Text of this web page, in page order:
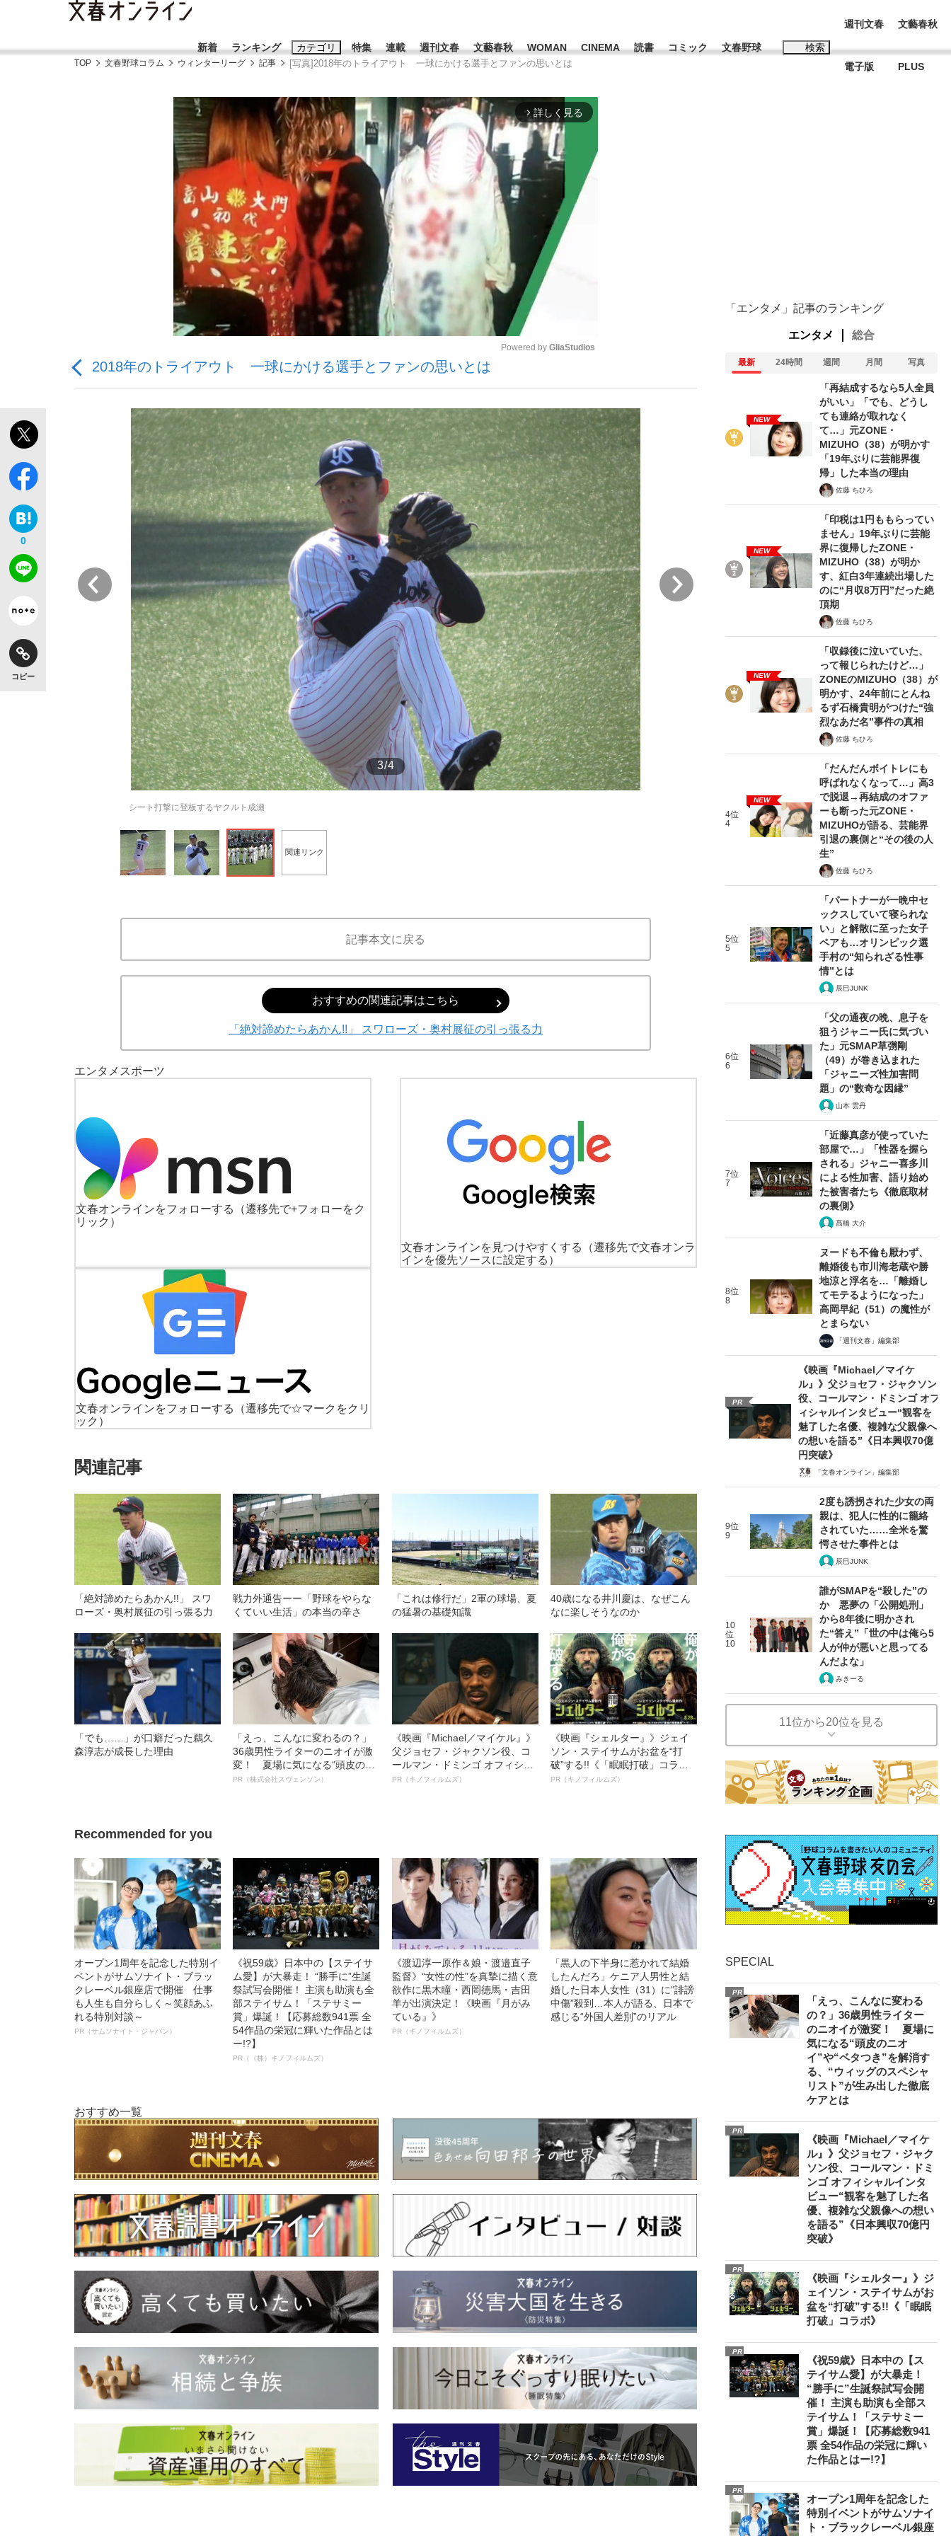
新着 ランキング カテゴリ
「90%は失敗する。でも…」本田圭佑が初めて明かした日本代表監督に... 「最悪の空気のまま解散」WBC日本代表“敗戦”の真実 選手が明かす...
「敗因分析は一切聞かれなかった」侍ジャパン選手が証言した“NPB聞... 「クマが悪者扱いされているのが悲しい」『北の国から』倉本聰氏（91...
「目標達成できなかったからと言って…」サッカー日本代表・森保一監督...
もっと見る
特集
観る将棋、読む将棋
キングの誕生を、目撃せよ。
もっと見る
連載 週刊文春 文藝春秋 WOMAN CINEMA 読書 コミック 文春野球 検索
おすすめのキーワードタグ一覧
#藤田晋 #三山凌輝 #高市早苗 #後藤真希 #森岡毅 #城彰二 #内田有紀
#玉木雄一郎
#亀和田武
週刊文春
電子版
文藝春秋
PLUS
TOP 文春野球コラム ウィンターリーグ 記事 [写真]2018年のトライアウト 一球にかける選手とファンの思いとは
arrow_forward_ios 詳しく見る
Mute
Powered by GliaStudios
2018年のトライアウト 一球にかける選手とファンの思いとは
0
コピー
3/4
シート打撃に登板するヤクルト成瀬
2018年のトライアウト 一球にかけ
文春野球コラム ウィンターリーグ
「絶対諦めたらあかん!!」 スワローズ・奥村展征の引っ
「これは修行だ」2軍の球場
関連リンク
記事本文に戻る
おすすめの関連記事はこちら
「絶対諦めたらあかん!!」 スワローズ・奥村展征の引っ張る力
エンタメ スポーツ
文春オンラインをフォローする
（遷移先で+フォローをク
リック）
文春オンラインを見つけやすくする
（遷移先で文春オンラ
インを優先ソースに設定する）
文春オンラインをフォローする
（遷移先で☆マークをクリ
ック）
関連記事
「絶対諦めたらあかん!!」 スワ
ローズ・奥村展征の引っ張る力
戦力外通告ーー「野球をやらな
くていい生活」の本当の辛さ
「これは修行だ」2軍の球場、夏
の猛暑の基礎知識
40歳になる井川慶は、なぜこん
なに楽しそうなのか
「でも……」が口癖だった鵜久
森淳志が成長した理由
「えっ、こんなに変わるの？」
36歳男性ライターのニオイが激
変！ 夏場に気になる“頭皮のニ
オイ”や“ベタつき”を解消す
PR（株式会社スヴェンソン）
《映画『Michael／マイケル』》
父ジョセフ・ジャクソン役、コ
ールマン・ドミンゴ オフィシャ
ルインタビュー“観客を魅了した
PR（キノフィルムズ）
《映画『シェルター』》ジェイ
ソン・ステイサムがお盆を“打
破”する!!《「眠眠打破」コラ
ボ》
PR（キノフィルムズ）
Recommended for you
オープン1周年を記念した特別イ
ベントがサムソナイト・ブラッ
クレーベル銀座店で開催 仕事
も人生も自分らしく～笑顔あふ
れる特別対談～
PR（サムソナイト・ジャパン）
《祝59歳》日本中の【ステイサ
ム愛】が大暴走！ “勝手に”生誕
祭試写会開催！ 主演も助演も全
部ステイサム！「ステサミー
賞」爆誕！【応募総数941票 全
54作品の栄冠に輝いた作品とは
ー!?】
PR（（株）キノフィルムズ）
《渡辺淳一原作＆娘・渡邉直子
監督》“女性の性”を真摯に描く意
欲作に黒木瞳・西岡德馬・吉田
羊が出演決定！《映画『月がみ
ている』》
PR（キノフィルムズ）
「黒人の下半身に惹かれて結婚
したんだろ」ケニア人男性と結
婚した日本人女性（31）に“誹謗
中傷”殺到…本人が語る、日本で
感じる“外国人差別”のリアル
おすすめ一覧
「エンタメ」記事のランキング
エンタメ 総合
最新 24時間 週間 月間 写真
NEW
「再結成するなら5人全員
がいい」「でも、どうし
ても連絡が取れなく
て…」元ZONE・
MIZUHO（38）が明かす
「19年ぶりに芸能界復
帰」した本当の理由
佐藤 ちひろ
NEW
「印税は1円ももらってい
ません」19年ぶりに芸能
界に復帰したZONE・
MIZUHO（38）が明か
す、紅白3年連続出場した
のに“月収8万円”だった絶
頂期
佐藤 ちひろ
NEW
「収録後に泣いていた、
って報じられたけど…」
ZONEのMIZUHO（38）が
明かす、24年前にとんね
るず石橋貴明がつけた“強
烈なあだ名”事件の真相
佐藤 ちひろ
4位
4
NEW
「だんだんボイトレにも
呼ばれなくなって…」高3
で脱退→再結成のオファ
ーも断った元ZONE・
MIZUHOが語る、芸能界
引退の裏側と“その後の人
生”
佐藤 ちひろ
5位
5
「パートナーが一晩中セ
ックスしていて寝られな
い」と解散に至った女子
ペアも…オリンピック選
手村の“知られざる性事
情”とは
辰巳JUNK
6位
6
「父の通夜の晩、息子を
狙うジャニー氏に気づい
た」元SMAP草彅剛
（49）が巻き込まれた
「ジャニーズ性加害問
題」の“数奇な因縁”
山本 雲丹
7位
7
「近藤真彦が使っていた
部屋で…」「性器を握ら
される」ジャニー喜多川
による性加害、語り始め
た被害者たち《徹底取材
の裏側》
髙橋 大介
8位
8
ヌードも不倫も厭わず、
離婚後も市川海老蔵や勝
地涼と浮名を…「離婚し
てモテるようになった」
高岡早紀（51）の魔性が
とまらない
「週刊文春」編集部
PR
《映画『Michael／マイケ
ル』》父ジョセフ・ジャクソン
役、コールマン・ドミンゴ オフ
ィシャルインタビュー“観客を
魅了した名優、複雑な父親像へ
の想いを語る”《日本興収70億
円突破》
「文春オンライン」編集部
9位
9
2度も誘拐された少女の両
親は、犯人に性的に籠絡
されていた……全米を驚
愕させた事件とは
辰巳JUNK
10
位
10
誰がSMAPを“殺した”の
か 悪夢の「公開処刑」
から8年後に明かされ
た“答え”「世の中は俺ら5
人が仲が悪いと思ってる
んだよな」
みきーる
11位から20位を見る
SPECIAL
PR
「えっ、こんなに変わる
の？」36歳男性ライター
のニオイが激変！ 夏場に
気になる“頭皮のニオ
イ”や“ベタつき”を解消す
る、“ウィッグのスペシャ
リスト”が生み出した徹底
ケアとは
PR
《映画『Michael／マイケ
ル』》父ジョセフ・ジャク
ソン役、コールマン・ドミ
ンゴ オフィシャルインタ
ビュー“観客を魅了した名
優、複雑な父親像への想い
を語る”《日本興収70億円
突破》
PR
《映画『シェルター』》ジ
ェイソン・ステイサムがお
盆を“打破”する!!《「眠眠
打破」コラボ》
PR
《祝59歳》日本中の【ス
テイサム愛】が大暴走！
“勝手に”生誕祭試写会開
催！ 主演も助演も全部ス
テイサム！「ステサミー
賞」爆誕！【応募総数941
票 全54作品の栄冠に輝い
た作品とはー!?】
PR
オープン1周年を記念した
特別イベントがサムソナイ
ト・ブラックレーベル銀座